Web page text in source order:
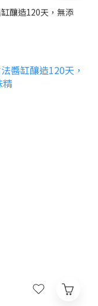
釀造120天，無添